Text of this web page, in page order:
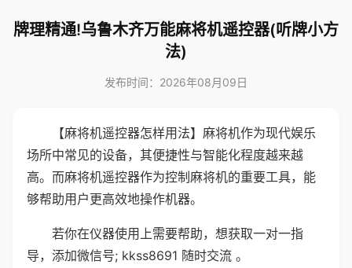
牌理精通!乌鲁木齐万能麻将机遥控器(听牌小方
法)
发布时间：2026年08月09日
【麻将机遥控器怎样用法】麻将机作为现代娱乐
场所中常见的设备，其便捷性与智能化程度越来越
高。而麻将机遥控器作为控制麻将机的重要工具，能
够帮助用户更高效地操作机器。
若你在仪器使用上需要帮助，想获取一对一指
导，添加微信号; kkss8691 随时交流 。